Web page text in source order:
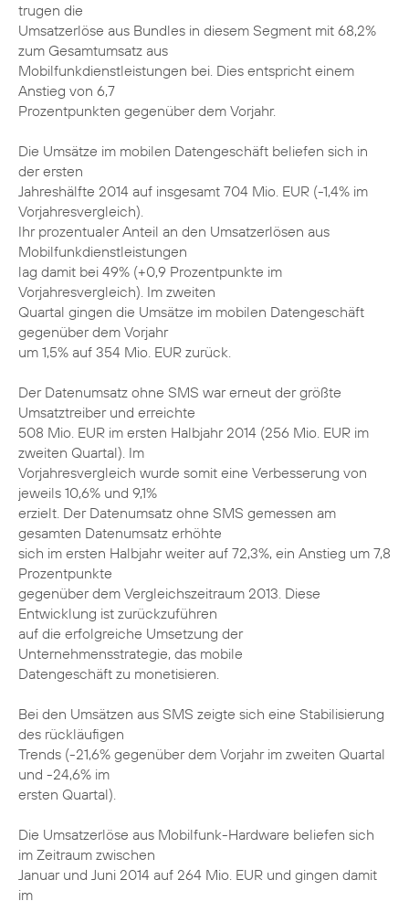
trugen die
Umsatzerlöse aus Bundles in diesem Segment mit 68,2%
zum Gesamtumsatz aus
Mobilfunkdienstleistungen bei. Dies entspricht einem
Anstieg von 6,7
Prozentpunkten gegenüber dem Vorjahr.
Die Umsätze im mobilen Datengeschäft beliefen sich in
der ersten
Jahreshälfte 2014 auf insgesamt 704 Mio. EUR (-1,4% im
Vorjahresvergleich).
Ihr prozentualer Anteil an den Umsatzerlösen aus
Mobilfunkdienstleistungen
lag damit bei 49% (+0,9 Prozentpunkte im
Vorjahresvergleich). Im zweiten
Quartal gingen die Umsätze im mobilen Datengeschäft
gegenüber dem Vorjahr
um 1,5% auf 354 Mio. EUR zurück.
Der Datenumsatz ohne SMS war erneut der größte
Umsatztreiber und erreichte
508 Mio. EUR im ersten Halbjahr 2014 (256 Mio. EUR im
zweiten Quartal). Im
Vorjahresvergleich wurde somit eine Verbesserung von
jeweils 10,6% und 9,1%
erzielt. Der Datenumsatz ohne SMS gemessen am
gesamten Datenumsatz erhöhte
sich im ersten Halbjahr weiter auf 72,3%, ein Anstieg um 7,8
Prozentpunkte
gegenüber dem Vergleichszeitraum 2013. Diese
Entwicklung ist zurückzuführen
auf die erfolgreiche Umsetzung der
Unternehmensstrategie, das mobile
Datengeschäft zu monetisieren.
Bei den Umsätzen aus SMS zeigte sich eine Stabilisierung
des rückläufigen
Trends (-21,6% gegenüber dem Vorjahr im zweiten Quartal
und -24,6% im
ersten Quartal).
Die Umsatzerlöse aus Mobilfunk-Hardware beliefen sich
im Zeitraum zwischen
Januar und Juni 2014 auf 264 Mio. EUR und gingen damit
im